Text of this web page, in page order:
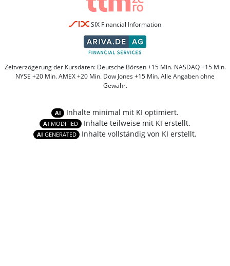
SIX Financial Information
Zeitverzögerung der Kursdaten: Deutsche Börsen +15 Min. NASDAQ +15 Min.
NYSE +20 Min. AMEX +20 Min. Dow Jones +15 Min. Alle Angaben ohne
Gewähr.
AI Inhalte minimal mit KI optimiert.
AI MODIFIED Inhalte teilweise mit KI erstellt.
AI GENERATED Inhalte vollständig von KI erstellt.